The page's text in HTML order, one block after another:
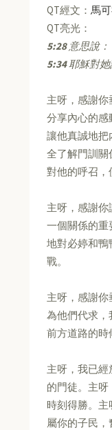
QT經文： 馬
QT亮光：
5:28意思說：
5:34耶穌對她
主呀，感謝
分享內心的感
讓他真誠地
全了解門訓
對他的呼召，
主呀，感謝
一個關係的重
地對必婷和
戰。
主呀，感謝
為他們代求，
前方道路的時
主呀，我已
的門徒。主
時刻得勝。
屬你的子民，